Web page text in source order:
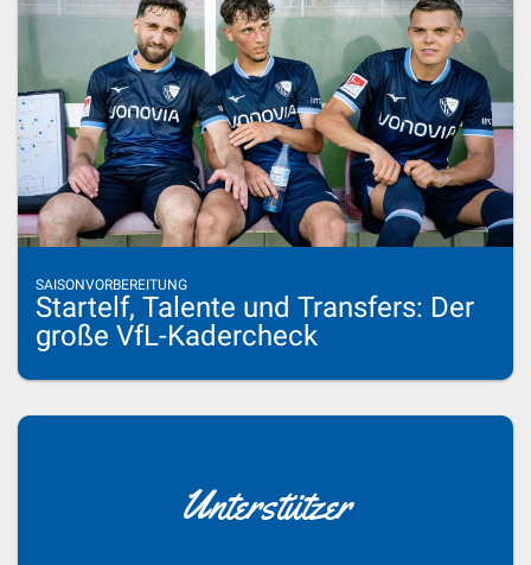
SAISONVORBEREITUNG
Startelf, Talente und Transfers: Der
große VfL-Kadercheck
Unterstützer